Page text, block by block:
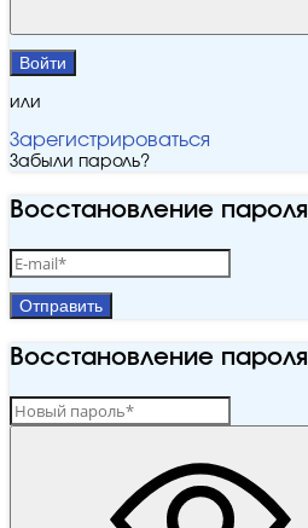
Войти
или
Зарегистрироваться
Забыли пароль?
Восстановление пароля
Отправить
Восстановление пароля